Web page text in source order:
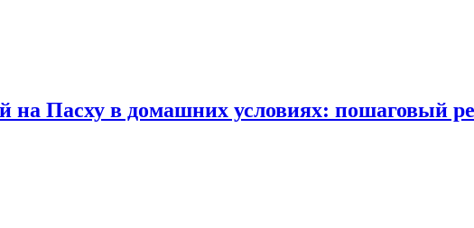
на Пасху в домашних условиях: пошаговый